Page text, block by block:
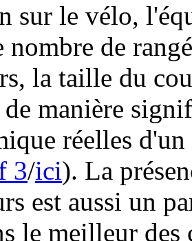
sur le vélo,
de
la taille du
manière
réelles
3/ici). La
est aussi un
le meilleur